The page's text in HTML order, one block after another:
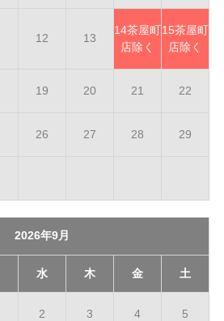
12 13
14茶屋町
店除く
15茶屋町
店除く
19 20 21 22
26 27 28 29
2026年9月
水 木 金 土
2 3 4 5